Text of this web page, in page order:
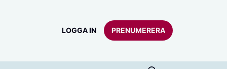
LOGGA IN PRENUMERERA